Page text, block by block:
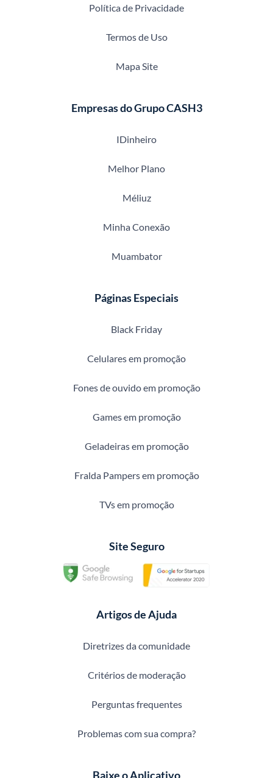
Política de Privacidade
Termos de Uso
Mapa Site
Empresas do Grupo CASH3
IDinheiro
Melhor Plano
Méliuz
Minha Conexão
Muambator
Páginas Especiais
Black Friday
Celulares em promoção
Fones de ouvido em promoção
Games em promoção
Geladeiras em promoção
Fralda Pampers em promoção
TVs em promoção
Site Seguro
Artigos de Ajuda
Diretrizes da comunidade
Critérios de moderação
Perguntas frequentes
Problemas com sua compra?
Baixe o Aplicativo